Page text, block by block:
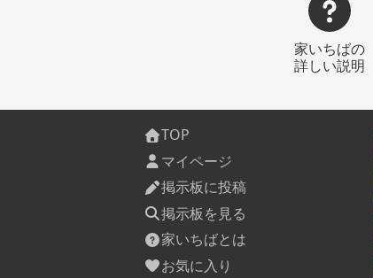
家いちばの
詳しい説明
TOP
マイページ
掲示板に投稿
掲示板を見る
家いちばとは
お気に入り